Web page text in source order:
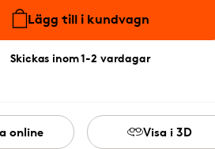
Lägg till i kundvagn
Skickas inom 1-2 vardagar
online Visa i 3D